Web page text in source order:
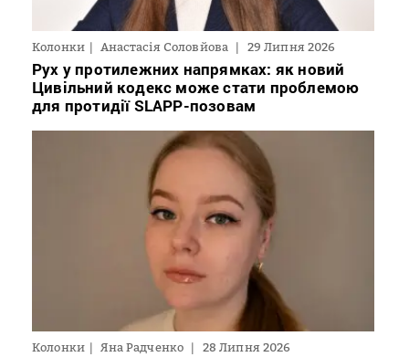
Колонки Анастасія Соловйова 29 Липня 2026
Рух у протилежних напрямках: як новий
Цивільний кодекс може стати проблемою
для протидії SLAPP-позовам
Колонки Яна Радченко 28 Липня 2026